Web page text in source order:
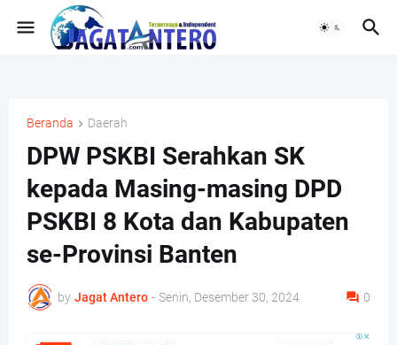
Beranda Daerah
DPW PSKBI Serahkan SK
kepada Masing-masing DPD
PSKBI 8 Kota dan Kabupaten
se-Provinsi Banten
by Jagat Antero - Senin, Desember 30, 2024 0